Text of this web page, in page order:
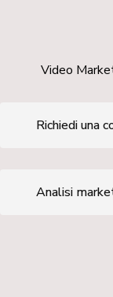
Video
Richiedi una
Analisi